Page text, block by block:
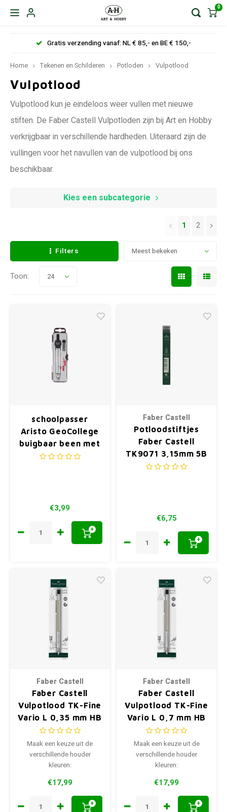
0
Gratis verzending vanaf: NL € 85,- en BE € 150,-
Home Tekenen en Schilderen Potloden Vulpotlood
Vulpotlood
Vulpotlood kun je eindeloos weer vullen met nieuwe
stiften. De Faber Castell Vulpotloden zijn bij Art en Hobby
verkrijgbaar in verschillende hardheden. Uiteraard zijn de
vullingen voor het navullen van de vulpotlood bij ons
beschikbaar.
Kies een subcategorie
Filters Meest bekeken
1 2
Toon: 24
schoolpasser
Aristo GeoCollege
buigbaar been met
stiften
€3,99
+
Faber Castell
Potloodstiftjes
Faber Castell
TK9071 3,15mm 5B
€6,75
+
Faber Castell
Faber Castell
Vulpotlood TK-Fine
Vario L 0,35 mm HB
Maak een keuze uit de
verschillende houder
kleuren:
€17,99
+
Faber Castell
Faber Castell
Vulpotlood TK-Fine
Vario L 0,7 mm HB
Maak een keuze uit de
verschillende houder
kleuren:
€17,99
+